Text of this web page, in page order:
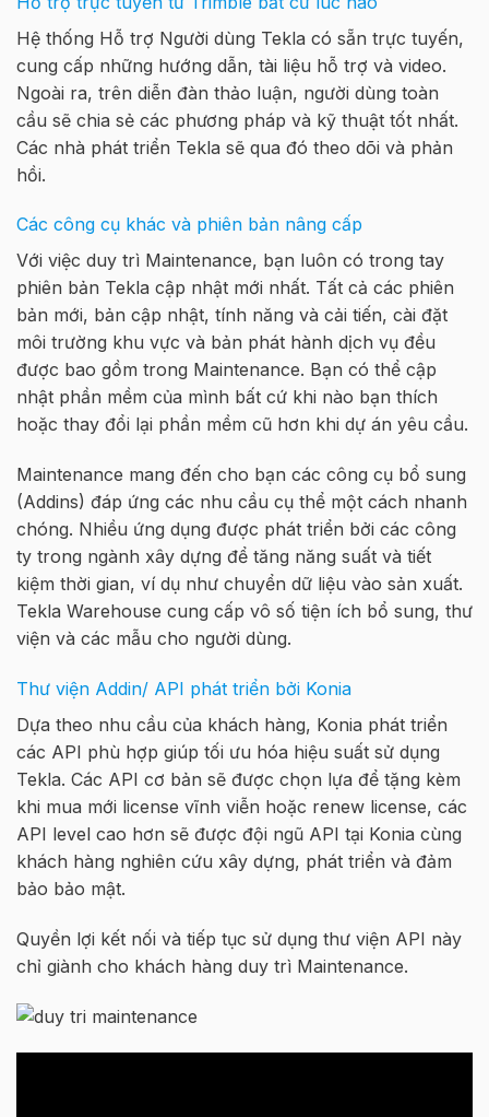
Hệ thống Hỗ trợ Người dùng Tekla có sẵn trực tuyến,
cung cấp những hướng dẫn, tài liệu hỗ trợ và video.
Ngoài ra, trên diễn đàn thảo luận, người dùng toàn
cầu sẽ chia sẻ các phương pháp và kỹ thuật tốt nhất.
Các nhà phát triển Tekla sẽ qua đó theo dõi và phản
hồi.
Các công cụ khác và phiên bản nâng cấp
Với việc duy trì Maintenance, bạn luôn có trong tay
phiên bản Tekla cập nhật mới nhất. Tất cả các phiên
bản mới, bản cập nhật, tính năng và cải tiến, cài đặt
môi trường khu vực và bản phát hành dịch vụ đều
được bao gồm trong Maintenance. Bạn có thể cập
nhật phần mềm của mình bất cứ khi nào bạn thích
hoặc thay đổi lại phần mềm cũ hơn khi dự án yêu cầu.
Maintenance mang đến cho bạn các công cụ bổ sung
(Addins) đáp ứng các nhu cầu cụ thể một cách nhanh
chóng. Nhiều ứng dụng được phát triển bởi các công
ty trong ngành xây dựng để tăng năng suất và tiết
kiệm thời gian, ví dụ như chuyển dữ liệu vào sản xuất.
Tekla Warehouse cung cấp vô số tiện ích bổ sung, thư
viện và các mẫu cho người dùng.
Thư viện Addin/ API phát triển bởi Konia
Dựa theo nhu cầu của khách hàng, Konia phát triển
các API phù hợp giúp tối ưu hóa hiệu suất sử dụng
Tekla. Các API cơ bản sẽ được chọn lựa để tặng kèm
khi mua mới license vĩnh viễn hoặc renew license, các
API level cao hơn sẽ được đội ngũ API tại Konia cùng
khách hàng nghiên cứu xây dựng, phát triển và đảm
bảo bảo mật.
Quyền lợi kết nối và tiếp tục sử dụng thư viện API này
chỉ giành cho khách hàng duy trì Maintenance.